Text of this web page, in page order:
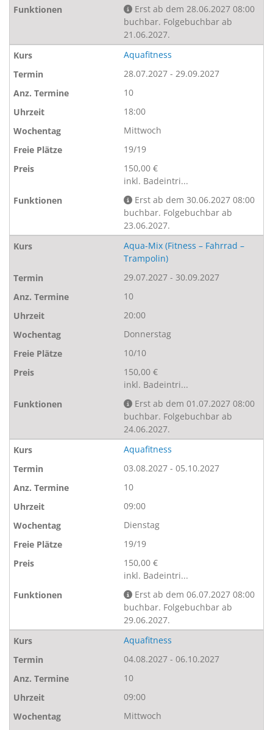
Erst ab dem 28.06.2027 08:00
buchbar. Folgebuchbar ab
21.06.2027.
Aquafitness
28.07.2027 - 29.09.2027
10
18:00
Mittwoch
19/19
150,00 €
inkl. Badeintri...
Erst ab dem 30.06.2027 08:00
buchbar. Folgebuchbar ab
23.06.2027.
Aqua-Mix (Fitness – Fahrrad –
Trampolin)
29.07.2027 - 30.09.2027
10
20:00
Donnerstag
10/10
150,00 €
inkl. Badeintri...
Erst ab dem 01.07.2027 08:00
buchbar. Folgebuchbar ab
24.06.2027.
Aquafitness
03.08.2027 - 05.10.2027
10
09:00
Dienstag
19/19
150,00 €
inkl. Badeintri...
Erst ab dem 06.07.2027 08:00
buchbar. Folgebuchbar ab
29.06.2027.
Aquafitness
04.08.2027 - 06.10.2027
10
09:00
Mittwoch